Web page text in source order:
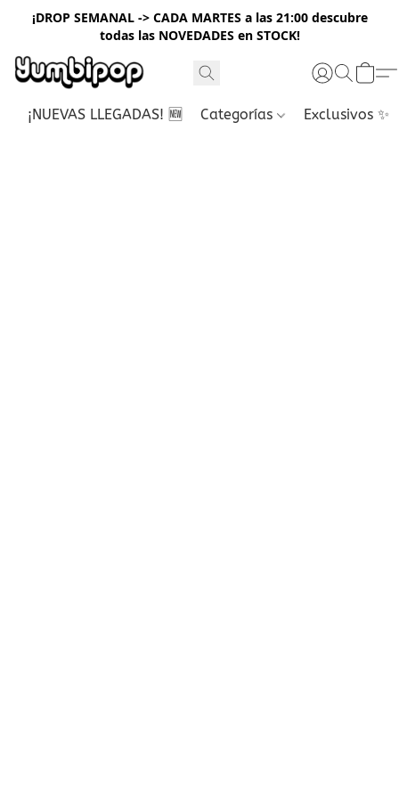
¡DROP SEMANAL -> CADA MARTES a las 21:00 descubre
todas las NOVEDADES en STOCK!
¡NUEVAS LLEGADAS! 🆕 Categorías Exclusivos ✨